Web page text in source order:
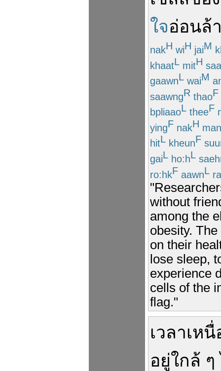
ใจอ่อนล้
nakH wiH jaiM
khaatL mitH saa
gaawnL waiM
saawngR thaoF
bpliaaoL theeF
yingF nakH man
hitL kheunF
gaiL ho:hL
ro:hkF aawnL
without
among the
obesity.
on their
lose sleep,
experience
cells of the
flag."
เวลาเหนื่
อยู่ใกล้ ๆ